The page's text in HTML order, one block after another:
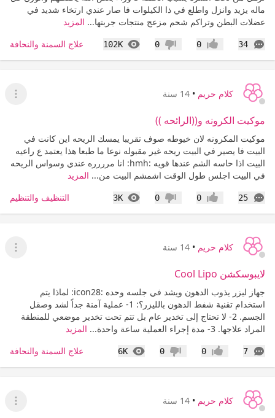
ماله يزيد وانزل واطلع في ذا الكيلوات فا صار عندي ارتخاء شديد في
عضلات البطن وتراكم شحم مزعج منتجات جربتها... المزيد
34
التعليقات إعجاب0 عدم إعجاب
0
102K
المشاهدات علاج السمنة والنحافة
كلام حريم • 14 سنة
عرض
موكيت الكرونه و((الرائحه ))
موكيت المكرونه لان خيوطه صوف تقريبا يمسك الريحه اين كانت في
البيت فا يصير في البيت ريحه غير مقبوله نوعا ما طبعا هذا يعتمد ع راعيه
البيت اذا حاسه الشم عندها قويه :hmh: انا مرررره عندي وسواس الريحه
في البيت اجلس طول الوقت اشمشم البيت من... المزيد
25
التعليقات إعجاب0 عدم إعجاب
0
3K
المشاهدات التنظيف والتنظيم
كلام حريم • 14 سنة
عرض
لايبوسكشن Cool Lipo
جهاز ليزر يذوب الدهون ويشد في جلسه وحده :icon28: لماذا يتم
استخدام تقنية شفط الدهون بالليزر؟: 1- عملية آمنة جداً لشد وصقل
الجسم. 2- لا تحتاج إلى تخدير عام بل تتم تحت تخدير موضعي للمنطقة
المراد علاجها. 3- مدة إجراء العملية ساعة واحدة...
المزيد
7
التعليقات إعجاب0 عدم إعجاب
0
6K
المشاهدات علاج السمنة والنحافة
كلام حريم • 14 سنة
عرض